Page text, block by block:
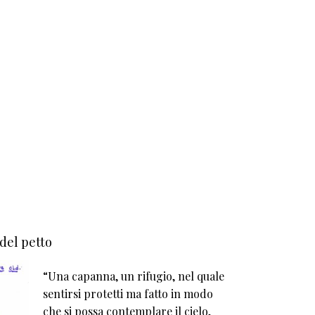
petto
“Una capanna, un rifugio, nel quale
sentirsi protetti ma fatto in modo
che si possa contemplare il cielo,